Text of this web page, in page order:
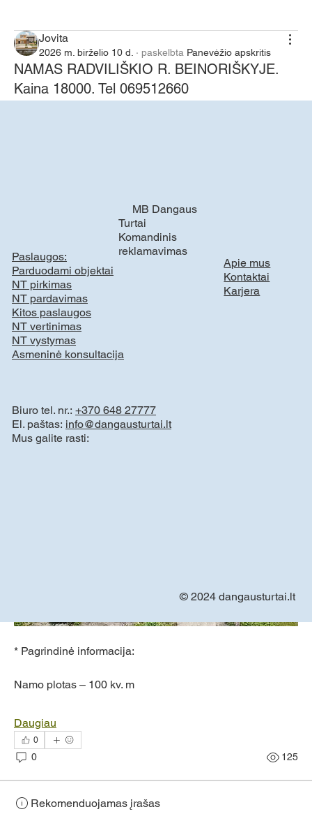
Jovita
2026 m. birželio 10 d. · paskelbta Panevėžio apskritis
NAMAS RADVILIŠKIO R. BEINORIŠKYJE.
Kaina 18000. Tel 069512660
* Pagrindinė informacija:
Namo plotas – 100 kv. m
Daugiau
0
0 125
Rekomenduojamas įrašas
MB Dangaus
Turtai
Komandinis
reklamavimas
Paslaugos:
Parduodami objektai
NT pirkimas
NT pardavimas
Kitos paslaugos
NT vertinimas
NT vystymas
Asmeninė konsultacija
Apie mus
Kontaktai
Karjera
Biuro tel. nr.:+370 648 27777
El. paštas: info@dangausturtai.lt
Mus galite rasti:
© 2024 dangausturtai.lt